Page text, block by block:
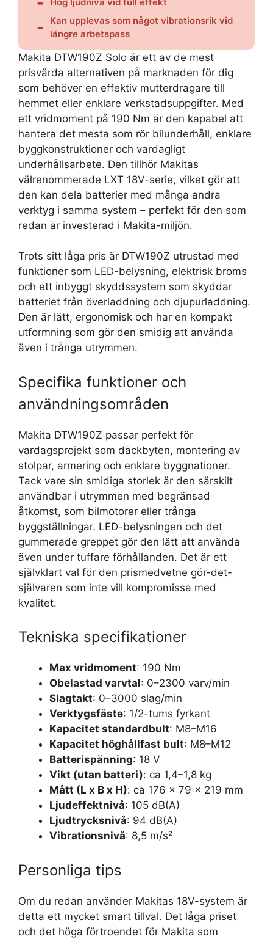
Hög ljudnivå vid full effekt
Kan upplevas som något vibrationsrik vid
längre arbetspass
Makita DTW190Z Solo är ett av de mest
prisvärda alternativen på marknaden för dig
som behöver en effektiv mutterdragare till
hemmet eller enklare verkstadsuppgifter. Med
ett vridmoment på 190 Nm är den kapabel att
hantera det mesta som rör bilunderhåll, enklare
byggkonstruktioner och vardagligt
underhållsarbete. Den tillhör Makitas
välrenommerade LXT 18V-serie, vilket gör att
den kan dela batterier med många andra
verktyg i samma system – perfekt för den som
redan är investerad i Makita-miljön.
Trots sitt låga pris är DTW190Z utrustad med
funktioner som LED-belysning, elektrisk broms
och ett inbyggt skyddssystem som skyddar
batteriet från överladdning och djupurladdning.
Den är lätt, ergonomisk och har en kompakt
utformning som gör den smidig att använda
även i trånga utrymmen.
Specifika funktioner och
användningsområden
Makita DTW190Z passar perfekt för
vardagsprojekt som däckbyten, montering av
stolpar, armering och enklare byggnationer.
Tack vare sin smidiga storlek är den särskilt
användbar i utrymmen med begränsad
åtkomst, som bilmotorer eller trånga
byggställningar. LED-belysningen och det
gummerade greppet gör den lätt att använda
även under tuffare förhållanden. Det är ett
självklart val för den prismedvetne gör-det-
självaren som inte vill kompromissa med
kvalitet.
Tekniska specifikationer
Max vridmoment: 190 Nm
Obelastad varvtal: 0–2300 varv/min
Slagtakt: 0–3000 slag/min
Verktygsfäste: 1/2-tums fyrkant
Kapacitet standardbult: M8–M16
Kapacitet höghållfast bult: M8–M12
Batterispänning: 18 V
Vikt (utan batteri): ca 1,4–1,8 kg
Mått (L x B x H): ca 176 x 79 x 219 mm
Ljudeffektnivå: 105 dB(A)
Ljudtrycksnivå: 94 dB(A)
Vibrationsnivå: 8,5 m/s²
Personliga tips
Om du redan använder Makitas 18V-system är
detta ett mycket smart tillval. Det låga priset
och det höga förtroendet för Makita som